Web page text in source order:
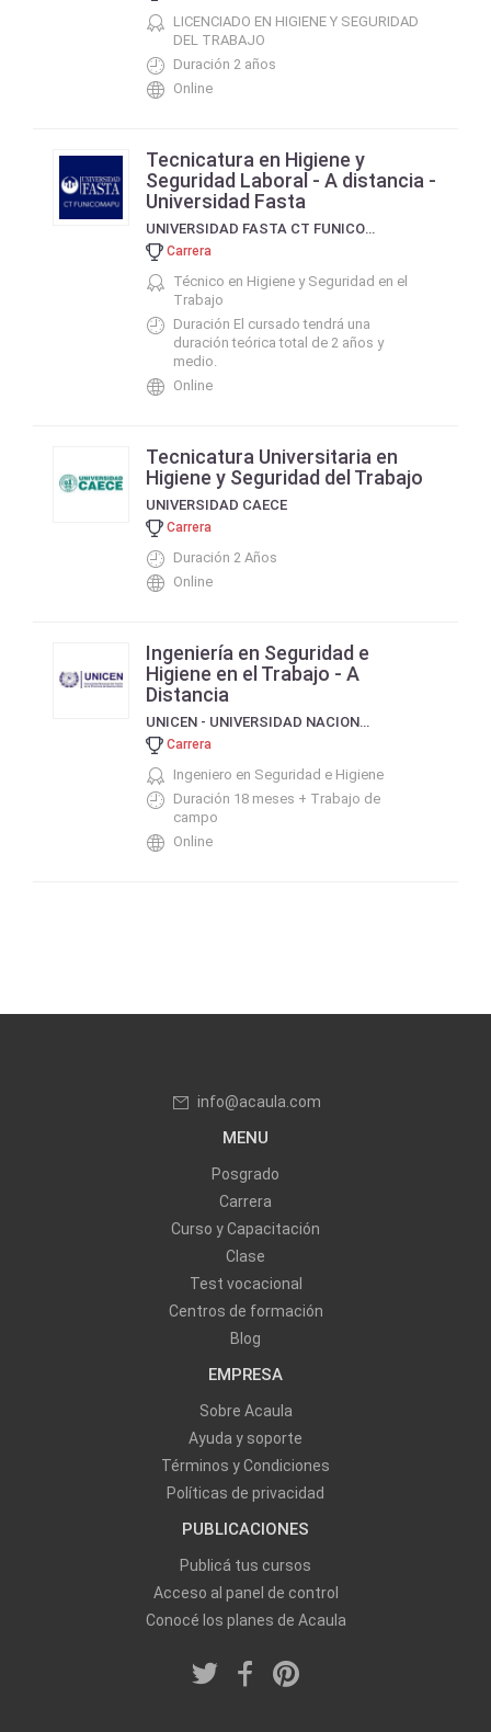
LICENCIADO EN HIGIENE Y SEGURIDAD
DEL TRABAJO
Duración 2 años
Online
Tecnicatura en Higiene y
Seguridad Laboral - A distancia -
Universidad Fasta
UNIVERSIDAD FASTA CT FUNICOMAPU FUNDACIÓN PRO UNIVERSIDAD DE CORREDORES Y MARTILLEROS PÚBLICOS
Carrera
Técnico en Higiene y Seguridad en el
Trabajo
Duración El cursado tendrá una
duración teórica total de 2 años y
medio.
Online
Tecnicatura Universitaria en
Higiene y Seguridad del Trabajo
UNIVERSIDAD CAECE
Carrera
Duración 2 Años
Online
Ingeniería en Seguridad e
Higiene en el Trabajo - A
Distancia
UNICEN - UNIVERSIDAD NACIONAL DEL CENTRO DE LA PROVINCIA DE BUENOS AIRES
Carrera
Ingeniero en Seguridad e Higiene
Duración 18 meses + Trabajo de
campo
Online
info@acaula.com
MENU
Posgrado
Carrera
Curso y Capacitación
Clase
Test vocacional
Centros de formación
Blog
EMPRESA
Sobre Acaula
Ayuda y soporte
Términos y Condiciones
Políticas de privacidad
PUBLICACIONES
Publicá tus cursos
Acceso al panel de control
Conocé los planes de Acaula